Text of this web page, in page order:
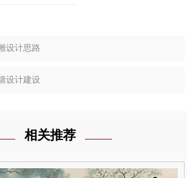
设计思路
设计建设
相关推荐